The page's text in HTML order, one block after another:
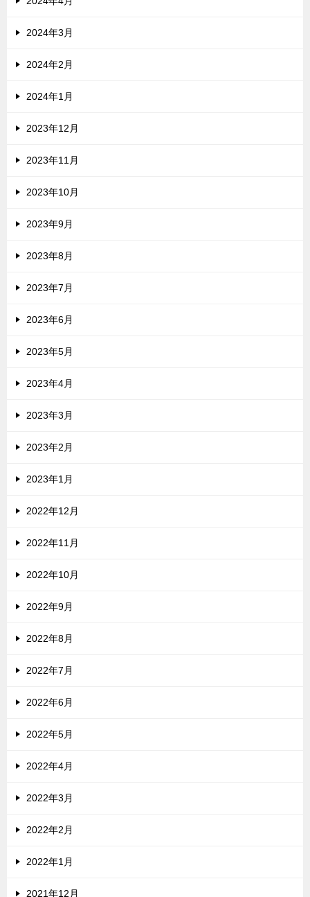
2024年3月
2024年2月
2024年1月
2023年12月
2023年11月
2023年10月
2023年9月
2023年8月
2023年7月
2023年6月
2023年5月
2023年4月
2023年3月
2023年2月
2023年1月
2022年12月
2022年11月
2022年10月
2022年9月
2022年8月
2022年7月
2022年6月
2022年5月
2022年4月
2022年3月
2022年2月
2022年1月
2021年12月